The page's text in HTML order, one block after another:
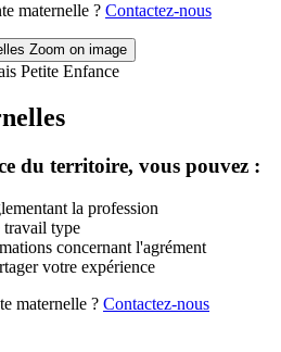
maternelle ? Contactez-nous
Zoom on image
Petite Enfance
du territoire, vous pouvez :
la profession
travail type
concernant l'agrément
votre expérience
maternelle ? Contactez-nous